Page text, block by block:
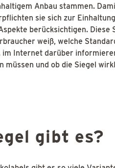
Anbau stammen.
sie sich zur
berücksichtigen.
weiß, welche
im Internet darüber
müssen und ob die Siegel
gibt es?